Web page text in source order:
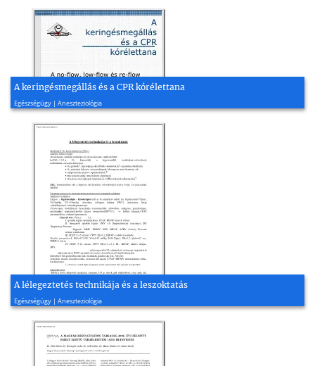
A keringésmegállás és a CPR kórélettana
Egészségügy | Aneszteziológia
2003, 10 oldal
A lélegeztetés technikája és a leszoktatás
Egészségügy | Aneszteziológia
2008, 2 oldal